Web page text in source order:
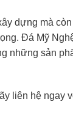
dựng mà
Đá Mỹ
những sản
liên hệ ngay